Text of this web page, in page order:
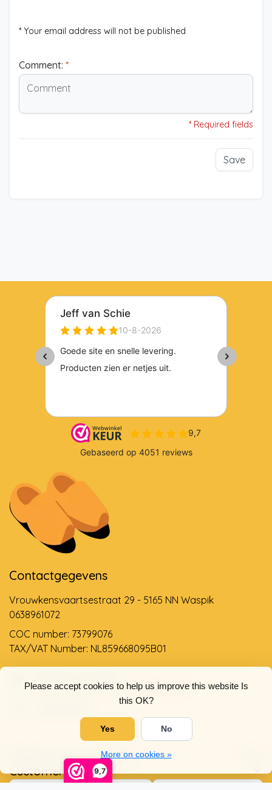
9,7
Please accept cookies to help us improve this website Is
this OK?
Yes No
More on cookies »
* Your email address will not be published
Comment: *
* Required fields
Save
Contactgegevens
Vrouwkensvaartsestraat 29 - 5165 NN Waspik
0638961072
COC number: 73799076
TAX/VAT Number: NL859668095B01
info@dehollandseklompenwinkel.nl
Opening hoursSocials
Customer service